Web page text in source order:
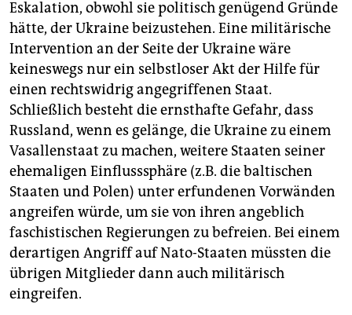
Eskalation, obwohl sie politisch genügend Gründe
hätte, der Ukraine beizustehen. Eine militärische
Intervention an der Seite der Ukraine wäre
keineswegs nur ein selbstloser Akt der Hilfe für
einen rechtswidrig angegriffenen Staat.
Schließlich besteht die ernsthafte Gefahr, dass
Russland, wenn es gelänge, die Ukraine zu einem
Vasallenstaat zu machen, weitere Staaten seiner
ehemaligen Einflusssphäre (z.B. die baltischen
Staaten und Polen) unter erfundenen Vorwänden
angreifen würde, um sie von ihren angeblich
faschistischen Regierungen zu befreien. Bei einem
derartigen Angriff auf Nato-Staaten müssten die
übrigen Mitglieder dann auch militärisch
eingreifen.